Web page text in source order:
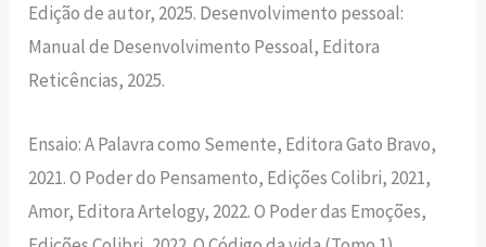
Edição de autor, 2025. Desenvolvimento pessoal:
Manual de Desenvolvimento Pessoal, Editora
Reticências, 2025.
Ensaio: A Palavra como Semente, Editora Gato Bravo,
2021. O Poder do Pensamento, Edições Colibri, 2021,
Amor, Editora Artelogy, 2022. O Poder das Emoções,